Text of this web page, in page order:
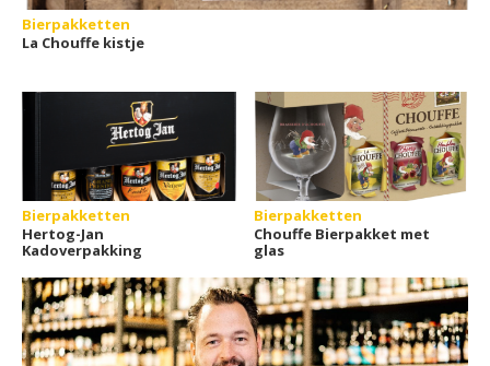
Bierpakketten
La Chouffe kistje
Bierpakketten
Hertog-Jan
Kadoverpakking
Bierpakketten
Chouffe Bierpakket met
glas